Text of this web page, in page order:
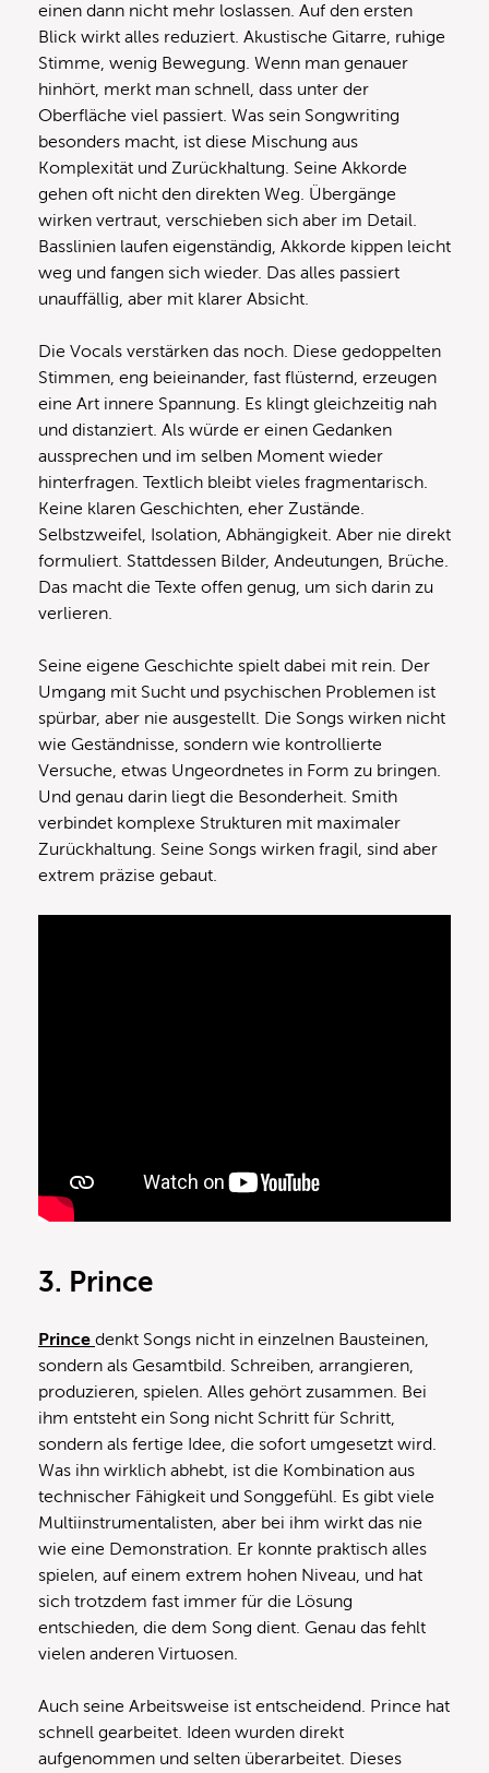
einen dann nicht mehr loslassen. Auf den ersten
Blick wirkt alles reduziert. Akustische Gitarre, ruhige
Stimme, wenig Bewegung. Wenn man genauer
hinhört, merkt man schnell, dass unter der
Oberfläche viel passiert. Was sein Songwriting
besonders macht, ist diese Mischung aus
Komplexität und Zurückhaltung. Seine Akkorde
gehen oft nicht den direkten Weg. Übergänge
wirken vertraut, verschieben sich aber im Detail.
Basslinien laufen eigenständig, Akkorde kippen leicht
weg und fangen sich wieder. Das alles passiert
unauffällig, aber mit klarer Absicht.
Die Vocals verstärken das noch. Diese gedoppelten
Stimmen, eng beieinander, fast flüsternd, erzeugen
eine Art innere Spannung. Es klingt gleichzeitig nah
und distanziert. Als würde er einen Gedanken
aussprechen und im selben Moment wieder
hinterfragen. Textlich bleibt vieles fragmentarisch.
Keine klaren Geschichten, eher Zustände.
Selbstzweifel, Isolation, Abhängigkeit. Aber nie direkt
formuliert. Stattdessen Bilder, Andeutungen, Brüche.
Das macht die Texte offen genug, um sich darin zu
verlieren.
Seine eigene Geschichte spielt dabei mit rein. Der
Umgang mit Sucht und psychischen Problemen ist
spürbar, aber nie ausgestellt. Die Songs wirken nicht
wie Geständnisse, sondern wie kontrollierte
Versuche, etwas Ungeordnetes in Form zu bringen.
Und genau darin liegt die Besonderheit. Smith
verbindet komplexe Strukturen mit maximaler
Zurückhaltung. Seine Songs wirken fragil, sind aber
extrem präzise gebaut.
3. Prince
Prince denkt Songs nicht in einzelnen Bausteinen,
sondern als Gesamtbild. Schreiben, arrangieren,
produzieren, spielen. Alles gehört zusammen. Bei
ihm entsteht ein Song nicht Schritt für Schritt,
sondern als fertige Idee, die sofort umgesetzt wird.
Was ihn wirklich abhebt, ist die Kombination aus
technischer Fähigkeit und Songgefühl. Es gibt viele
Multiinstrumentalisten, aber bei ihm wirkt das nie
wie eine Demonstration. Er konnte praktisch alles
spielen, auf einem extrem hohen Niveau, und hat
sich trotzdem fast immer für die Lösung
entschieden, die dem Song dient. Genau das fehlt
vielen anderen Virtuosen.
Auch seine Arbeitsweise ist entscheidend. Prince hat
schnell gearbeitet. Ideen wurden direkt
aufgenommen und selten überarbeitet. Dieses